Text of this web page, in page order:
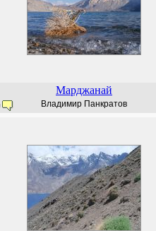
Марджанай
Владимир Панкратов